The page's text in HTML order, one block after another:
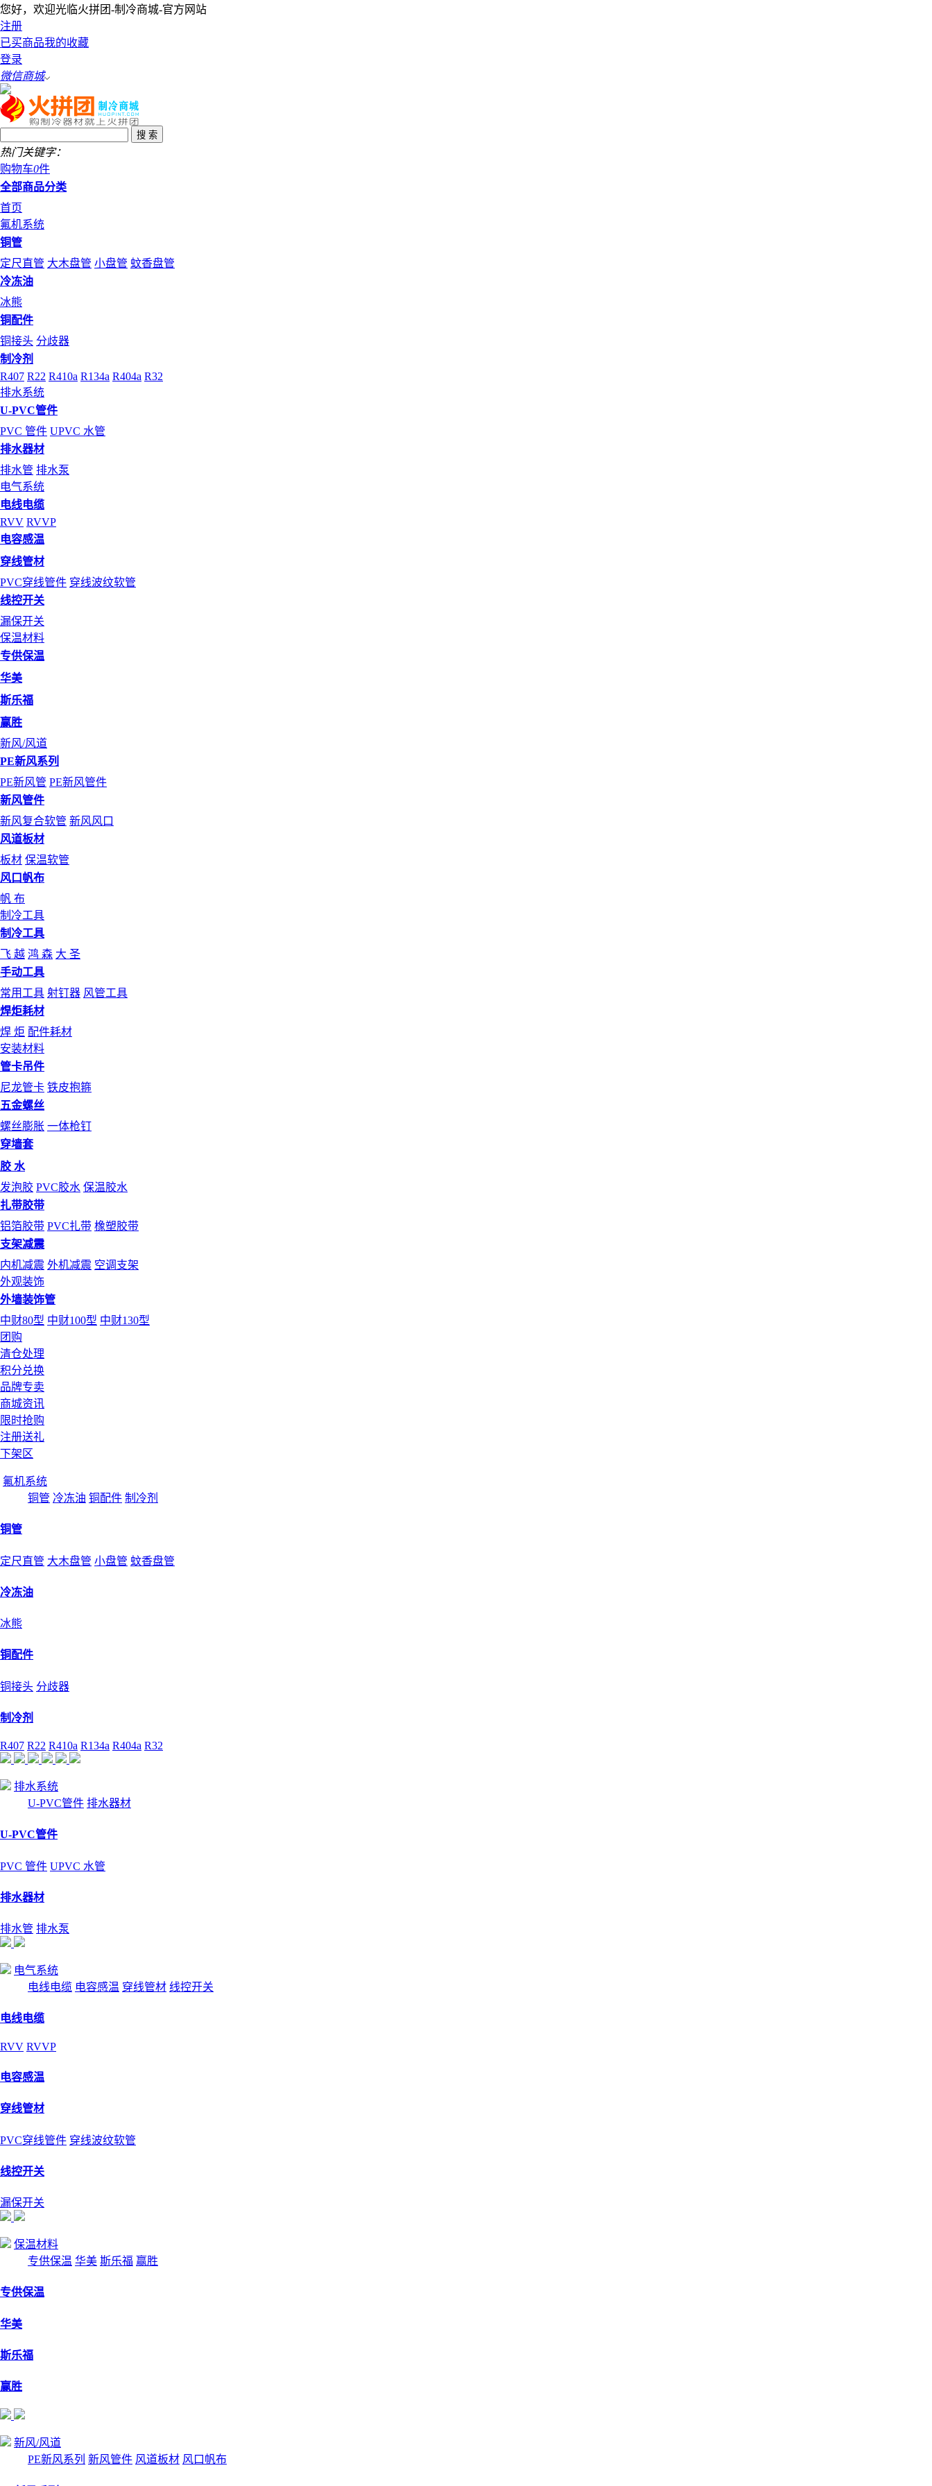
您好，欢迎光临火拼团-制冷商城-官方网站
注册
已买商品我的收藏
登录
微信商城
热门关键字：
购物车0件
全部商品分类
首页
氟机系统
铜管
定尺直管 大木盘管 小盘管 蚊香盘管
冷冻油
冰熊
铜配件
铜接头 分歧器
制冷剂
R407 R22 R410a R134a R404a R32
排水系统
U-PVC管件
PVC 管件 UPVC 水管
排水器材
排水管 排水泵
电气系统
电线电缆
RVV RVVP
电容感温
穿线管材
PVC穿线管件 穿线波纹软管
线控开关
漏保开关
保温材料
专供保温
华美
斯乐福
赢胜
新风/风道
PE新风系列
PE新风管 PE新风管件
新风管件
新风复合软管 新风风口
风道板材
板材 保温软管
风口帆布
帆 布
制冷工具
制冷工具
飞 越 鸿 森 大 圣
手动工具
常用工具 射钉器 风管工具
焊炬耗材
焊 炬 配件耗材
安装材料
管卡吊件
尼龙管卡 铁皮抱箍
五金螺丝
螺丝膨胀 一体枪钉
穿墙套
胶 水
发泡胶 PVC胶水 保温胶水
扎带胶带
铝箔胶带 PVC扎带 橡塑胶带
支架减震
内机减震 外机减震 空调支架
外观装饰
外墙装饰管
中财80型 中财100型 中财130型
团购
清仓处理
积分兑换
品牌专卖
商城资讯
限时抢购
注册送礼
下架区
氟机系统
铜管 冷冻油 铜配件 制冷剂
铜管
定尺直管 大木盘管 小盘管 蚊香盘管
冷冻油
冰熊
铜配件
铜接头 分歧器
制冷剂
R407 R22 R410a R134a R404a R32
排水系统
U-PVC管件 排水器材
U-PVC管件
PVC 管件 UPVC 水管
排水器材
排水管 排水泵
电气系统
电线电缆 电容感温 穿线管材 线控开关
电线电缆
RVV RVVP
电容感温
穿线管材
PVC穿线管件 穿线波纹软管
线控开关
漏保开关
保温材料
专供保温 华美 斯乐福 赢胜
专供保温
华美
斯乐福
赢胜
新风/风道
PE新风系列 新风管件 风道板材 风口帆布